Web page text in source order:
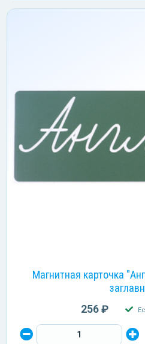
Магнитная карточка
256 ₽